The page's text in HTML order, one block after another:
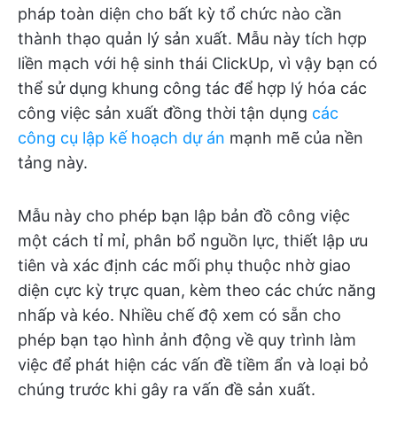
pháp toàn diện cho bất kỳ tổ chức nào cần
thành thạo quản lý sản xuất. Mẫu này tích hợp
liền mạch với hệ sinh thái ClickUp, vì vậy bạn có
thể sử dụng khung công tác để hợp lý hóa các
công việc sản xuất đồng thời tận dụng các
công cụ lập kế hoạch dự án mạnh mẽ của nền
tảng này.
Mẫu này cho phép bạn lập bản đồ công việc
một cách tỉ mỉ, phân bổ nguồn lực, thiết lập ưu
tiên và xác định các mối phụ thuộc nhờ giao
diện cực kỳ trực quan, kèm theo các chức năng
nhấp và kéo. Nhiều chế độ xem có sẵn cho
phép bạn tạo hình ảnh động về quy trình làm
việc để phát hiện các vấn đề tiềm ẩn và loại bỏ
chúng trước khi gây ra vấn đề sản xuất.